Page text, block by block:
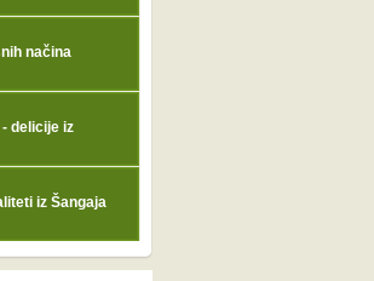
načina
delicije iz
iz Šangaja